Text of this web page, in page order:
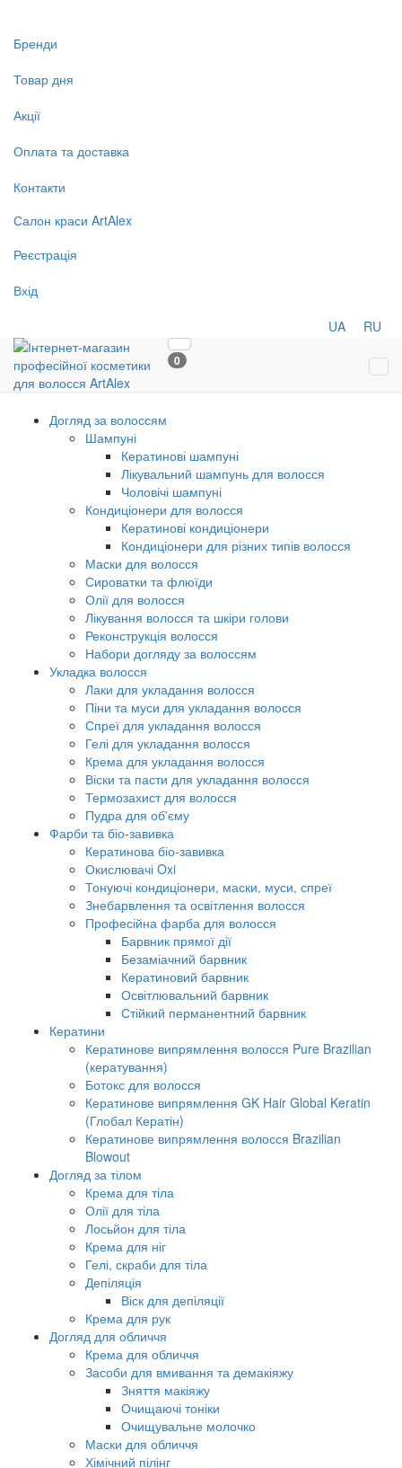
Бренди
Товар дня
Акції
Оплата та доставка
Контакти
Салон краси ArtAlex
Реєстрація
Вхід
UA RU
0
Догляд за волоссям
Шампуні
Кератинові шампуні
Лікувальний шампунь для волосся
Чоловічі шампуні
Кондиціонери для волосся
Кератинові кондиціонери
Кондиціонери для різних типів волосся
Маски для волосся
Сироватки та флюїди
Олії для волосся
Лікування волосся та шкіри голови
Реконструкція волосся
Набори догляду за волоссям
Укладка волосся
Лаки для укладання волосся
Піни та муси для укладання волосся
Спреї для укладання волосся
Гелі для укладання волосся
Крема для укладання волосся
Віски та пасти для укладання волосся
Термозахист для волосся
Пудра для об'єму
Фарби та біо-завивка
Кератинова біо-завивка
Окислювачі Oxi
Тонуючі кондиціонери, маски, муси, спреї
Знебарвлення та освітлення волосся
Професійна фарба для волосся
Барвник прямої дії
Безаміачний барвник
Кератиновий барвник
Освітлювальний барвник
Стійкий перманентний барвник
Кератини
Кератинове випрямлення волосся Pure Brazilian
(кератування)
Ботокс для волосся
Кератинове випрямлення GK Hair Global Keratin
(Глобал Кератін)
Кератинове випрямлення волосся Brazilian
Blowout
Догляд за тілом
Крема для тіла
Олії для тіла
Лосьйон для тіла
Крема для ніг
Гелі, скраби для тіла
Депіляція
Віск для депіляції
Крема для рук
Догляд для обличчя
Крема для обличчя
Засоби для вмивання та демакіяжу
Зняття макіяжу
Очищаючі тоніки
Очищувальне молочко
Маски для обличчя
Хімічний пілінг